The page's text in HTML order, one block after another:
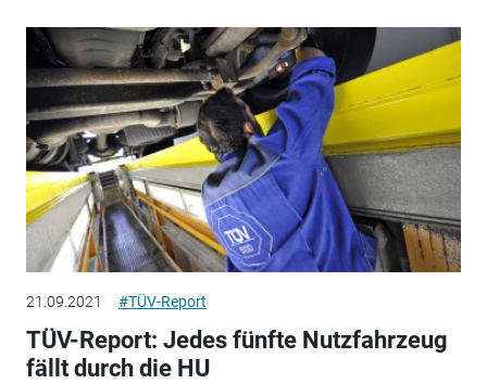
21.09.2021 #TÜV-Report
TÜV-Report: Jedes fünfte Nutzfahrzeug
fällt durch die HU